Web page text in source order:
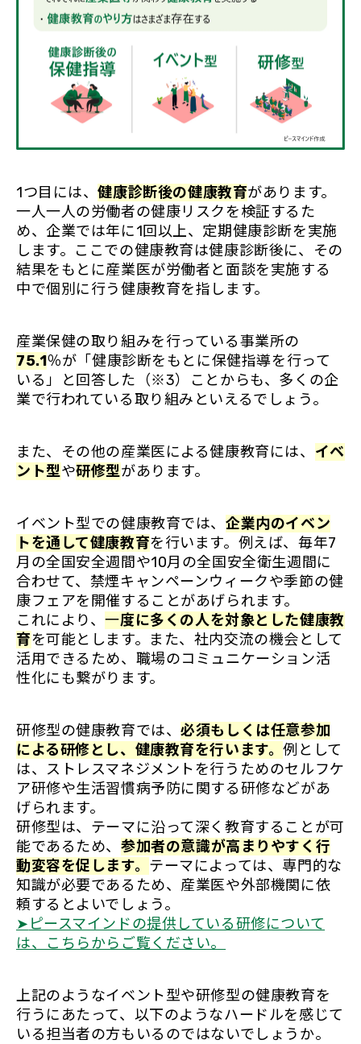
1つ目には、健康診断後の健康教育があります。
一人一人の労働者の健康リスクを検証するた
め、企業では年に1回以上、定期健康診断を実施
します。ここでの健康教育は健康診断後に、その
結果をもとに産業医が労働者と面談を実施する
中で個別に行う健康教育を指します。
産業保健の取り組みを行っている事業所の
75.1％が「健康診断をもとに保健指導を行って
いる」と回答した（※3）ことからも、多くの企
業で行われている取り組みといえるでしょう。
また、その他の産業医による健康教育には、 イベ
ント型や研修型があります。
イベント型での健康教育では、企業内のイベン
トを通して健康教育を行います。例えば、毎年7
月の全国安全週間や10月の全国安全衛生週間に
合わせて、禁煙キャンペーンウィークや季節の健
康フェアを開催することがあげられます。
これにより、一度に多くの人を対象とした健康教
育を可能とします。また、社内交流の機会として
活用できるため、職場のコミュニケーション活
性化にも繋がります。
研修型の健康教育では、必須もしくは任意参加
による研修とし、健康教育を行います。例として
は、ストレスマネジメントを行うためのセルフケ
ア研修や生活習慣病予防に関する研修などがあ
げられます。
研修型は、テーマに沿って深く教育することが可
能であるため、参加者の意識が高まりやすく行
動変容を促します。 テーマによっては、専門的な
知識が必要であるため、産業医や外部機関に依
頼するとよいでしょう。
➤ ピースマインドの提供している研修について
は、こちらからご覧ください。
上記のようなイベント型や研修型の健康教育を
行うにあたって、以下のようなハードルを感じて
いる担当者の方もいるのではないでしょうか。